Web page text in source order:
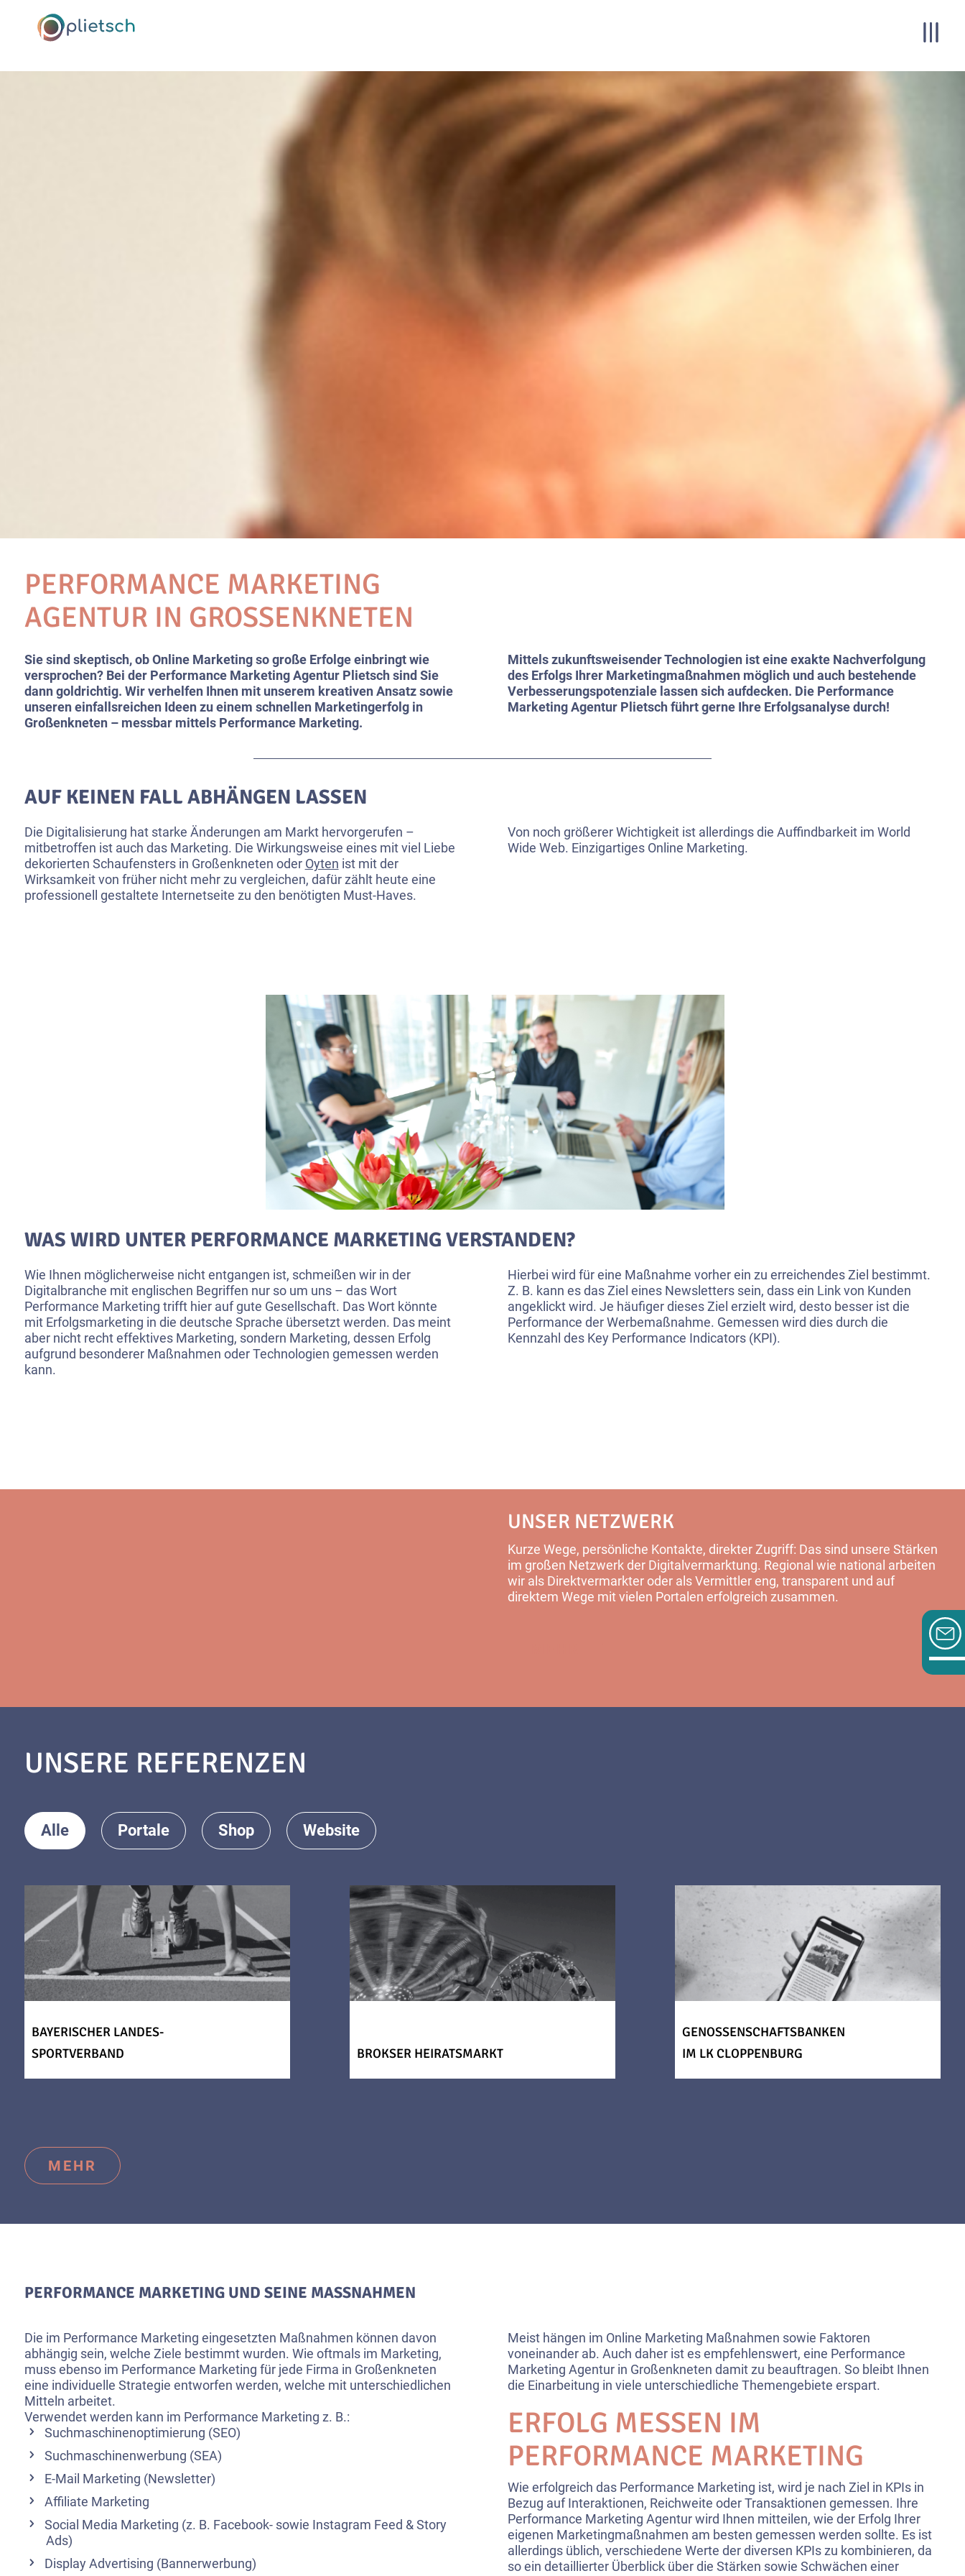
PERFORMANCE MARKETING
AGENTUR IN GROSSENKNETEN
Sie sind skeptisch, ob Online Marketing so große Erfolge einbringt wie
versprochen? Bei der Performance Marketing Agentur Plietsch sind Sie
dann goldrichtig. Wir verhelfen Ihnen mit unserem kreativen Ansatz sowie
unseren einfallsreichen Ideen zu einem schnellen Marketingerfolg in
Großenkneten – messbar mittels Performance Marketing.
Mittels zukunftsweisender Technologien ist eine exakte Nachverfolgung
des Erfolgs Ihrer Marketingmaßnahmen möglich und auch bestehende
Verbesserungspotenziale lassen sich aufdecken. Die Performance
Marketing Agentur Plietsch führt gerne Ihre Erfolgsanalyse durch!
AUF KEINEN FALL ABHÄNGEN LASSEN
Die Digitalisierung hat starke Änderungen am Markt hervorgerufen –
mitbetroffen ist auch das Marketing. Die Wirkungsweise eines mit viel Liebe
dekorierten Schaufensters in Großenkneten oder Oyten ist mit der
Wirksamkeit von früher nicht mehr zu vergleichen, dafür zählt heute eine
professionell gestaltete Internetseite zu den benötigten Must-Haves.
Von noch größerer Wichtigkeit ist allerdings die Auffindbarkeit im World
Wide Web. Einzigartiges Online Marketing.
WAS WIRD UNTER PERFORMANCE MARKETING VERSTANDEN?
Wie Ihnen möglicherweise nicht entgangen ist, schmeißen wir in der
Digitalbranche mit englischen Begriffen nur so um uns – das Wort
Performance Marketing trifft hier auf gute Gesellschaft. Das Wort könnte
mit Erfolgsmarketing in die deutsche Sprache übersetzt werden. Das meint
aber nicht recht effektives Marketing, sondern Marketing, dessen Erfolg
aufgrund besonderer Maßnahmen oder Technologien gemessen werden
kann.
Hierbei wird für eine Maßnahme vorher ein zu erreichendes Ziel bestimmt.
Z. B. kann es das Ziel eines Newsletters sein, dass ein Link von Kunden
angeklickt wird. Je häufiger dieses Ziel erzielt wird, desto besser ist die
Performance der Werbemaßnahme. Gemessen wird dies durch die
Kennzahl des Key Performance Indicators (KPI).
UNSER NETZWERK
Kurze Wege, persönliche Kontakte, direkter Zugriff: Das sind unsere Stärken
im großen Netzwerk der Digitalvermarktung. Regional wie national arbeiten
wir als Direktvermarkter oder als Vermittler eng, transparent und auf
direktem Wege mit vielen Portalen erfolgreich zusammen.
UNSERE REFERENZEN
Alle Portale Shop Website
BAYERISCHER LANDES-
SPORTVERBAND
BROKSER HEIRATSMARKT
GENOSSENSCHAFTSBANKEN
IM LK CLOPPENBURG
MEHR
PERFORMANCE MARKETING UND SEINE MASSNAHMEN
Die im Performance Marketing eingesetzten Maßnahmen können davon
abhängig sein, welche Ziele bestimmt wurden. Wie oftmals im Marketing,
muss ebenso im Performance Marketing für jede Firma in Großenkneten
eine individuelle Strategie entworfen werden, welche mit unterschiedlichen
Mitteln arbeitet.
Verwendet werden kann im Performance Marketing z. B.:
Suchmaschinenoptimierung (SEO)
Suchmaschinenwerbung (SEA)
E-Mail Marketing (Newsletter)
Affiliate Marketing
Social Media Marketing (z. B. Facebook- sowie Instagram Feed & Story
Ads)
Display Advertising (Bannerwerbung)
Meist hängen im Online Marketing Maßnahmen sowie Faktoren
voneinander ab. Auch daher ist es empfehlenswert, eine Performance
Marketing Agentur in Großenkneten damit zu beauftragen. So bleibt Ihnen
die Einarbeitung in viele unterschiedliche Themengebiete erspart.
ERFOLG MESSEN IM
PERFORMANCE MARKETING
Wie erfolgreich das Performance Marketing ist, wird je nach Ziel in KPIs in
Bezug auf Interaktionen, Reichweite oder Transaktionen gemessen. Ihre
Performance Marketing Agentur wird Ihnen mitteilen, wie der Erfolg Ihrer
eigenen Marketingmaßnahmen am besten gemessen werden sollte. Es ist
allerdings üblich, verschiedene Werte der diversen KPIs zu kombinieren, da
so ein detaillierter Überblick über die Stärken sowie Schwächen einer